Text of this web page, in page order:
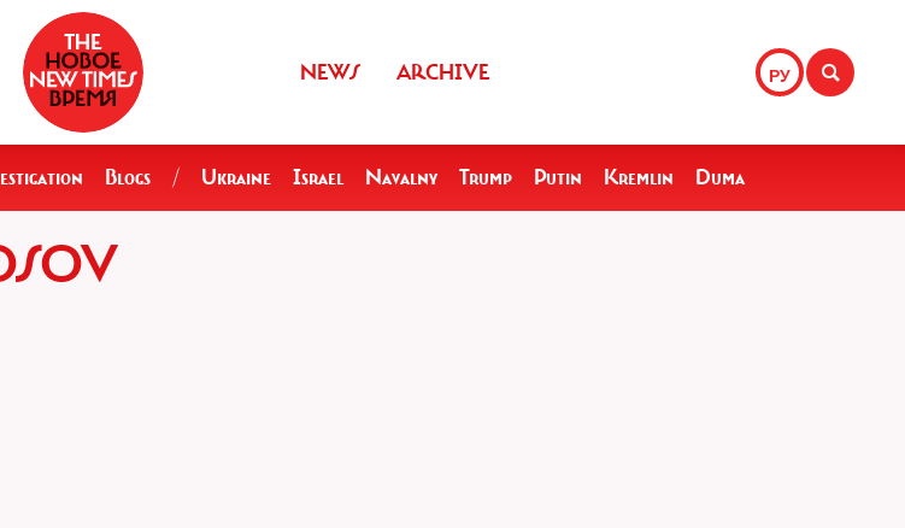
РУ
NEWS ARCHIVE
Blogs / Ukraine Israel Navalny Trump Putin Kremlin Duma